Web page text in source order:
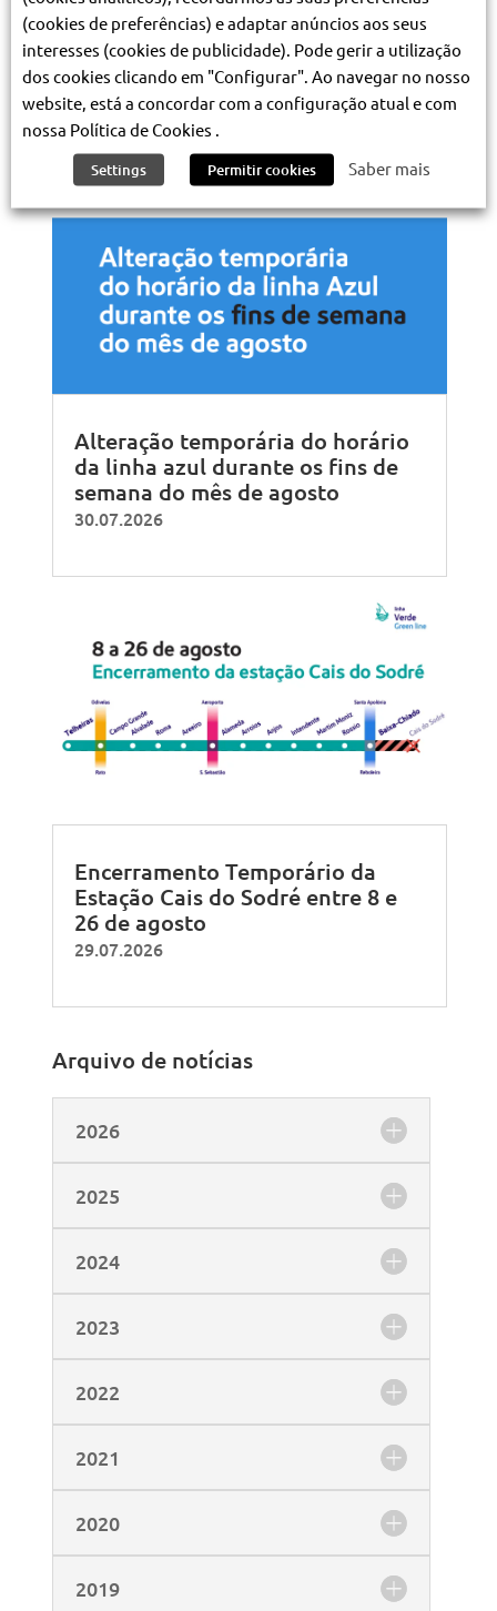
Metro de Lisboa lança nova
edição do Programa de Trainees
3.08.2026
Alteração temporária do horário
da linha azul durante os fins de
semana do mês de agosto
30.07.2026
Encerramento Temporário da
Estação Cais do Sodré entre 8 e
26 de agosto
29.07.2026
Arquivo de notícias
2026
2025
2024
2023
2022
2021
2020
2019
(cookies de preferências) e adaptar anúncios aos seus
interesses (cookies de publicidade). Pode gerir a utilização
dos cookies clicando em "Configurar". Ao navegar no nosso
website, está a concordar com a configuração atual e com
nossa Política de Cookies .
Settings Permitir cookies Saber mais